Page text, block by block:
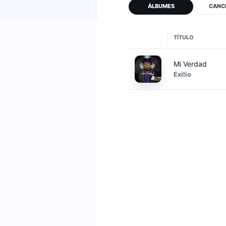
ÁLBUMES
TÍTULO
Mi Verdad
Exilio